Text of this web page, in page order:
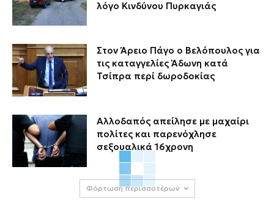
λόγο Κινδύνου Πυρκαγιάς
Στον Άρειο Πάγο ο Βελόπουλος για
τις καταγγελίες Άδωνη κατά
Τσίπρα περί δωροδοκίας
Αλλοδαπός απείλησε με μαχαίρι
πολίτες και παρενόχλησε
σεξουαλικά 16χρονη
Φόρτωση περισσοτέρων